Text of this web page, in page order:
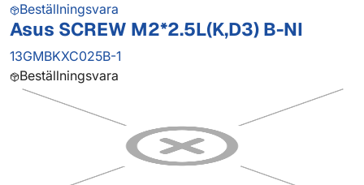
Beställningsvara
Asus SCREW M2*2.5L(K,D3) B-NI
13GMBKXC025B-1
Beställningsvara